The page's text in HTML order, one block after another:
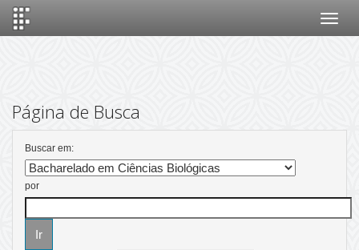
Página de Busca
Buscar em:
por